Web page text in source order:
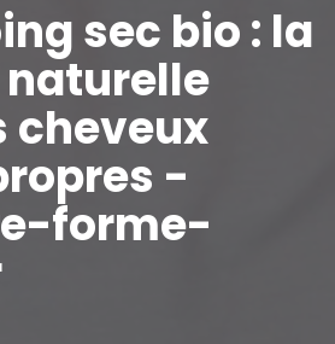
sec bio : la
cheveux
-
forme-